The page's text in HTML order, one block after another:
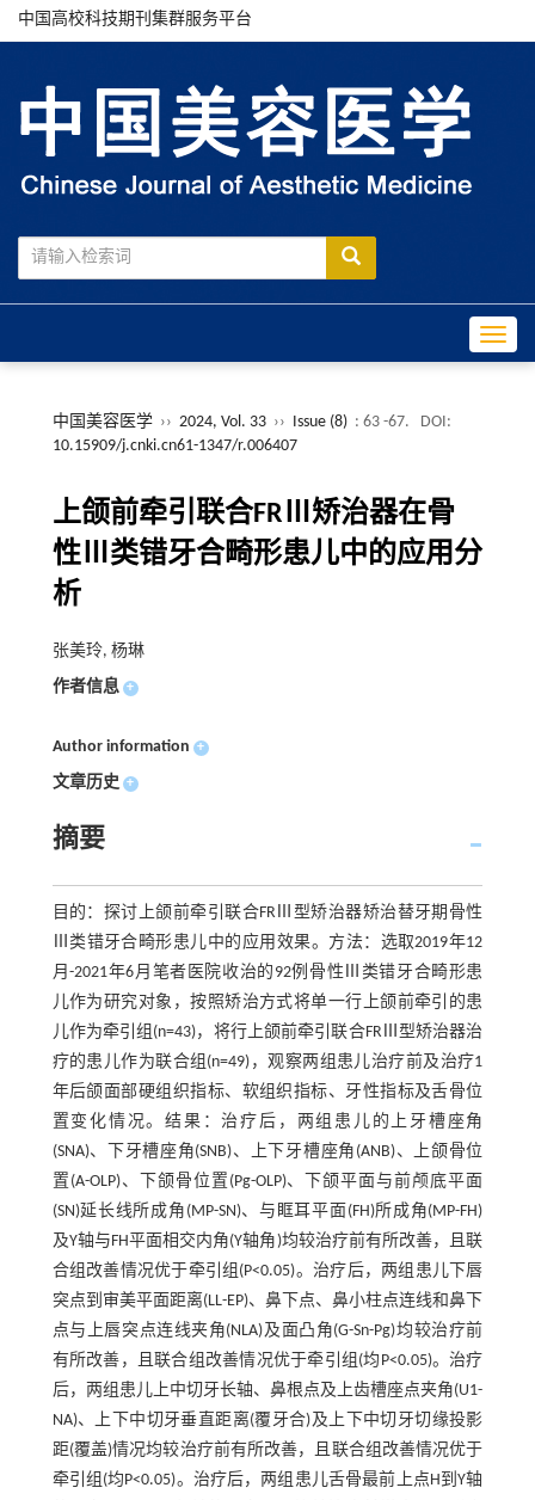
中国高校科技期刊集群服务平台
中国美容医学 ›› 2024, Vol. 33 ›› Issue (8) : 63 -67.
DOI:
10.15909/j.cnki.cn61-1347/r.006407
上颌前牵引联合FRⅢ矫治器在骨
性Ⅲ类错牙合畸形患儿中的应用分
析
张美玲, 杨琳
作者信息 +
Author information +
文章历史 +
摘要
目的：探讨上颌前牵引联合FRⅢ型矫治器矫治替牙期骨性
Ⅲ类错牙合畸形患儿中的应用效果。方法：选取2019年12
月-2021年6月笔者医院收治的92例骨性Ⅲ类错牙合畸形患
儿作为研究对象，按照矫治方式将单一行上颌前牵引的患
儿作为牵引组(n=43)，将行上颌前牵引联合FRⅢ型矫治器治
疗的患儿作为联合组(n=49)，观察两组患儿治疗前及治疗1
年后颌面部硬组织指标、软组织指标、牙性指标及舌骨位
置变化情况。结果：治疗后，两组患儿的上牙槽座角
(SNA)、下牙槽座角(SNB)、上下牙槽座角(ANB)、上颌骨位
置(A-OLP)、下颌骨位置(Pg-OLP)、下颌平面与前颅底平面
(SN)延长线所成角(MP-SN)、与眶耳平面(FH)所成角(MP-FH)
及Y轴与FH平面相交内角(Y轴角)均较治疗前有所改善，且联
合组改善情况优于牵引组(P<0.05)。治疗后，两组患儿下唇
突点到审美平面距离(LL-EP)、鼻下点、鼻小柱点连线和鼻下
点与上唇突点连线夹角(NLA)及面凸角(G-Sn-Pg)均较治疗前
有所改善，且联合组改善情况优于牵引组(均P<0.05)。治疗
后，两组患儿上中切牙长轴、鼻根点及上齿槽座点夹角(U1-
NA)、上下中切牙垂直距离(覆牙合)及上下中切牙切缘投影
距(覆盖)情况均较治疗前有所改善，且联合组改善情况优于
牵引组(均P<0.05)。治疗后，两组患儿舌骨最前上点H到Y轴